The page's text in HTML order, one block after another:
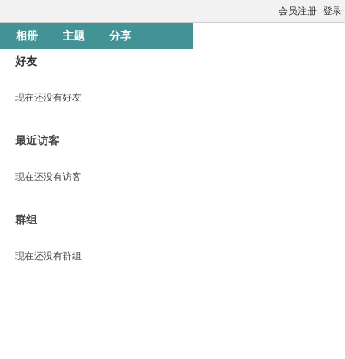
会员注册 登录
相册 主题 分享
好友
现在还没有好友
最近访客
现在还没有访客
群组
现在还没有群组